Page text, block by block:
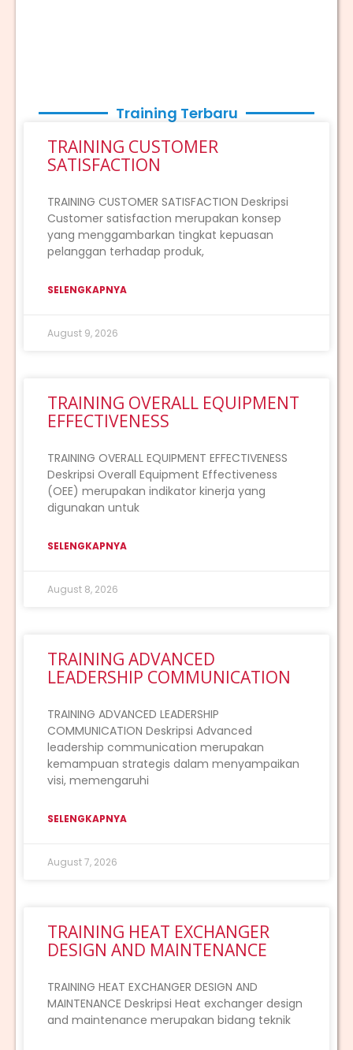
Training Terbaru
TRAINING CUSTOMER
SATISFACTION
TRAINING CUSTOMER SATISFACTION Deskripsi
Customer satisfaction merupakan konsep
yang menggambarkan tingkat kepuasan
pelanggan terhadap produk,
SELENGKAPNYA
August 9, 2026
TRAINING OVERALL EQUIPMENT
EFFECTIVENESS
TRAINING OVERALL EQUIPMENT EFFECTIVENESS
Deskripsi Overall Equipment Effectiveness
(OEE) merupakan indikator kinerja yang
digunakan untuk
SELENGKAPNYA
August 8, 2026
TRAINING ADVANCED
LEADERSHIP COMMUNICATION
TRAINING ADVANCED LEADERSHIP
COMMUNICATION Deskripsi Advanced
leadership communication merupakan
kemampuan strategis dalam menyampaikan
visi, memengaruhi
SELENGKAPNYA
August 7, 2026
TRAINING HEAT EXCHANGER
DESIGN AND MAINTENANCE
TRAINING HEAT EXCHANGER DESIGN AND
MAINTENANCE Deskripsi Heat exchanger design
and maintenance merupakan bidang teknik